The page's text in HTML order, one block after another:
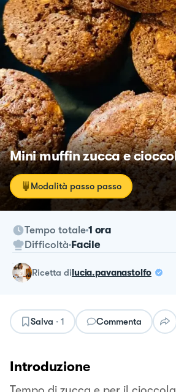
Mini muffin zucca e
Modalità passo passo
Tempo totale 1 ora
Difficoltà Facile
ricetta dilucia.pavanastolfo
Salva · 1 Commenta
Introduzione